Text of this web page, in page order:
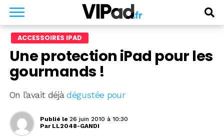
ACCESSOIRES IPAD
Une protection iPad pour les
gourmands !
On l’avait déjàdégustée pour
Publié le 26 juin 2010 à 10:30
Par LL2048-GANDI